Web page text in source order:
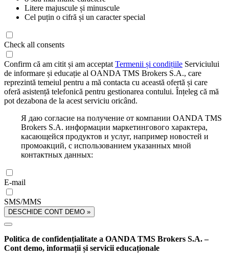
Litere majuscule și minuscule
Cel puțin o cifră și un caracter special
Check all consents
Confirm că am citit și am acceptat Termenii și condițiile Serviciului
de informare și educație al OANDA TMS Brokers S.A., care
reprezintă temeiul pentru a mă contacta cu această ofertă și care
oferă asistență telefonică pentru gestionarea contului. Înțeleg că mă
pot dezabona de la acest serviciu oricând.
Я даю согласие на получение от компании OANDA TMS
Brokers S.A. информации маркетингового характера,
касающейся продуктов и услуг, например новостей и
промоакций, с использованием указанных мной
контактных данных:
E-mail
SMS/MMS
DESCHIDE CONT DEMO »
Politica de confidențialitate a OANDA TMS Brokers S.A. –
Cont demo, informații și servicii educaționale